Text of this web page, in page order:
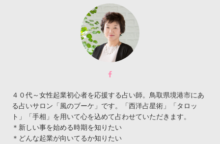
４０代～女性起業初心者を応援する占い師。鳥取県境港市にあ
る占いサロン「風のブーケ」です。「西洋占星術」「タロッ
ト」「手相」を用いて心を込めて占わせていただきます。
＊新しい事を始める時期を知りたい
＊どんな起業が向いてるか知りたい